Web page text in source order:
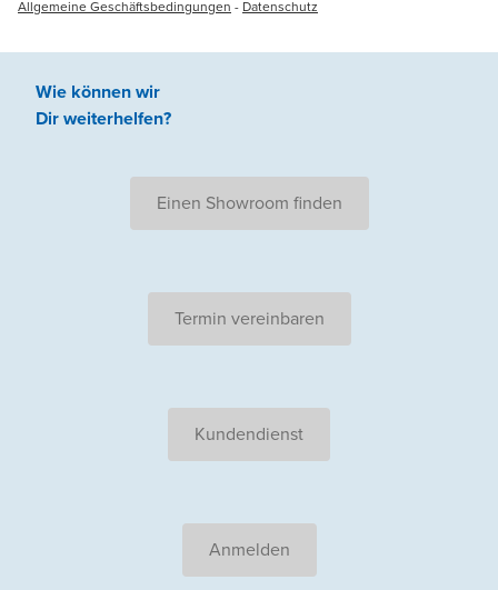
Allgemeine Geschäftsbedingungen - Datenschutz
Wie können wir
Dir weiterhelfen?
Einen Showroom finden
Termin vereinbaren
Kundendienst
Anmelden